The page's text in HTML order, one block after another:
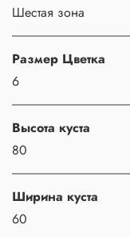
Шестая зона
Размер Цветка
6
Высота куста
80
Ширина куста
60